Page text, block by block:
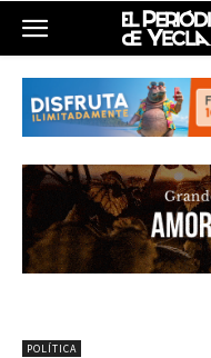
POLÍTICA